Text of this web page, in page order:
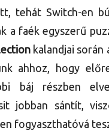
tehát Switch-en
a faék egyszerű
kalandjai során
ahhoz, hogy
báj részben
jobban sántít,
fogyaszthatóvá